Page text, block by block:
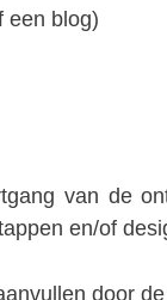
een blog)
van de
en/of
door